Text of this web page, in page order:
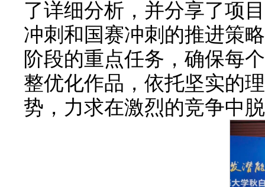
了详细分析，并分享了项
冲刺和国赛冲刺的推进策
阶段的重点任务，确保每
整优化作品，依托坚实的
势，力求在激烈的竞争中